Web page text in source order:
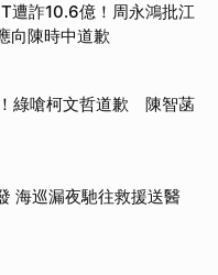
遭詐10.6億！周永鴻批江
向陳時中道歉
綠嗆柯文哲道歉 陳智菡
海巡漏夜馳往救援送醫